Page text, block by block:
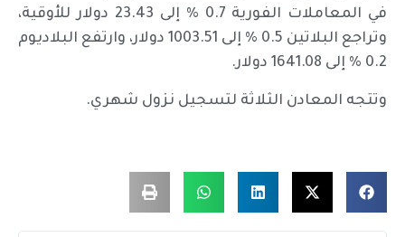
في المعاملات الفورية 0.7 % إلى 23.43 دولار للأوقية،
وتراجع البلاتين 0.5 % إلى 1003.51 دولار، وارتفع البلاديوم
0.2 % إلى 1641.08 دولار.
وتتجه المعادن الثلاثة لتسجيل نزول شهري.